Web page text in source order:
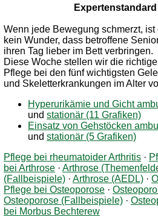
Wenn jede Bewegung schmerzt, ist
kein Wunder, dass betroffene
ihren Tag lieber im Bett verbringen.
Diese Woche stellen wir die richtige
Pflege bei den fünf wichtigsten
und Skeletterkrankungen im Alter
Hyperurikämie und Gicht
und stationär (11 Grafiken)
Einsatz von Gehstöcken
und stationär (5 Grafiken)
Pflege bei rheumatoider Arthritis ·
bei Arthrose · Arthrose
(Fallbeispiele) · Arthrose (AEDL) ·
Pflege bei Osteoporose ·
Osteoporose (Fallbeispiele) ·
bei Morbus Bechterew